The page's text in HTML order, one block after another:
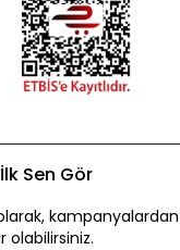
Sen Gör
olabilirsiniz.